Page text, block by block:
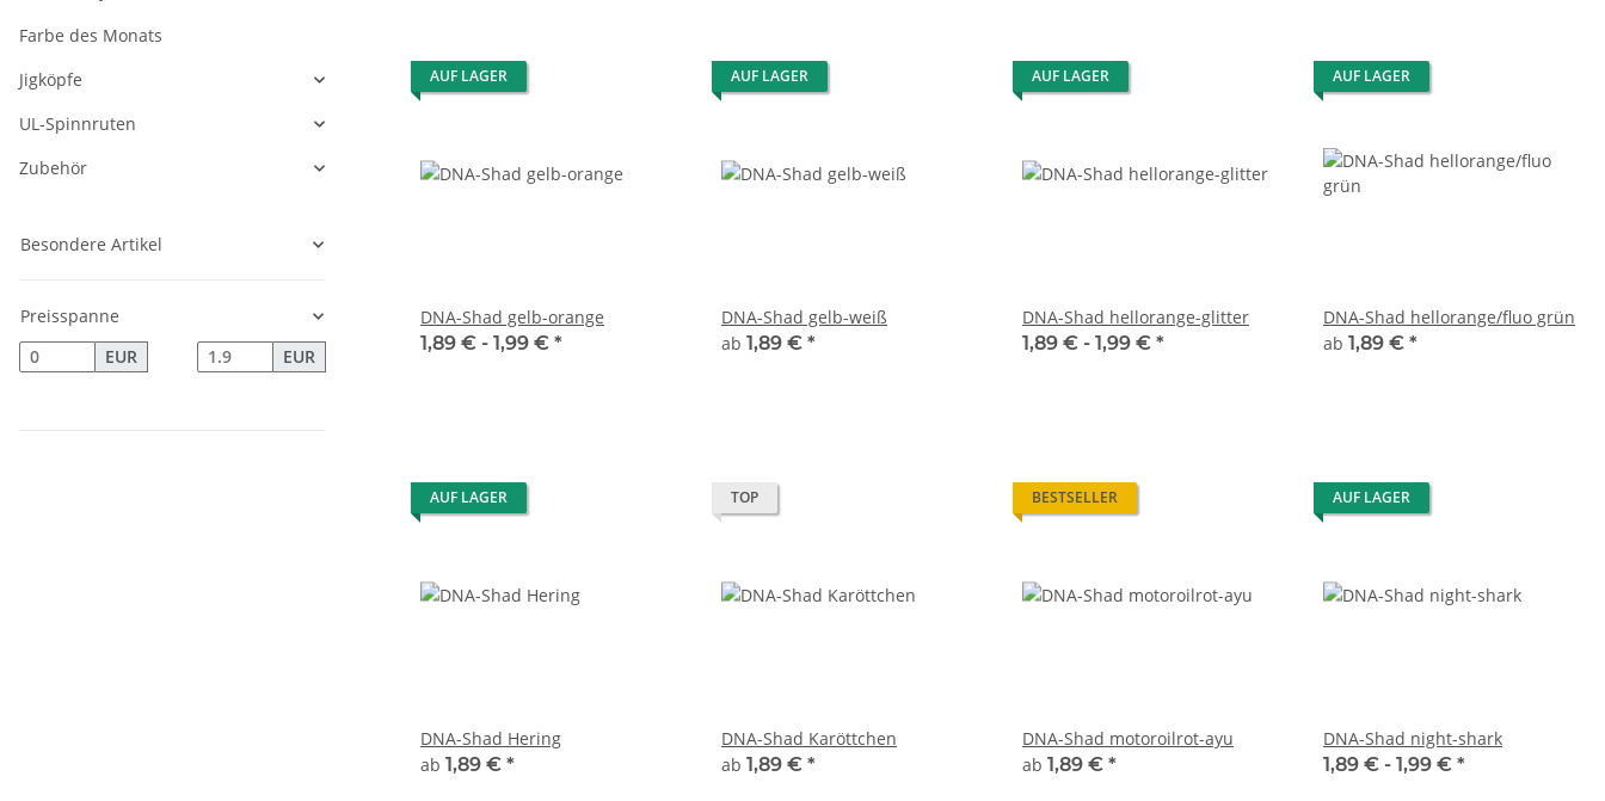
AUF LAGER
DNA-Shad gelb-orange
1,89 € - 1,99 € *
AUF LAGER
DNA-Shad gelb-weiß
ab 1,89 € *
AUF LAGER
DNA-Shad hellorange-glitter
1,89 € - 1,99 € *
AUF LAGER
DNA-Shad hellorange/fluo grün
ab 1,89 € *
AUF LAGER
DNA-Shad Hering
ab 1,89 € *
TOP
DNA-Shad Karöttchen
ab 1,89 € *
BESTSELLER
DNA-Shad motoroilrot-ayu
ab 1,89 € *
AUF LAGER
DNA-Shad night-shark
1,89 € - 1,99 € *
Farbe des Monats
Jigköpfe
UL-Spinnruten
Zubehör
Besondere Artikel
Preisspanne
EUR
EUR